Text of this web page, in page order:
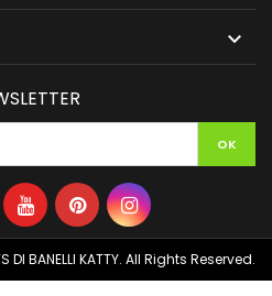

BANELLI KATTY. All Rights Reserved.